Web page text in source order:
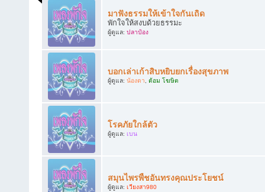
มาฟังธรรมให้เข้าใจกันเถิด
พักใจให้สงบด้วยธรรมะ
ผู้ดูแล: ปลาป๋อง
บอกเล่าเก้าสิบหยิบยกเรื่องสุขภาพ
ผู้ดูแล: น้องดา, ต้อม โฆษิต
โรคภัยใกล้ตัว
ผู้ดูแล: เบน
สมุนไพรพืชอันทรงคุณประโยชน์
ผู้ดูแล: เวียงสา980